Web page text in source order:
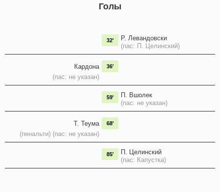
Голы
Р. Левандовски
(пас: П. Целинский)
32'
Кардона
(пас: не указан)
36'
П. Вшолек
(пас: не указан)
59'
Т. Теума
(пенальти) (пас: не указан)
68'
П. Целинский
(пас: Капустка)
85'